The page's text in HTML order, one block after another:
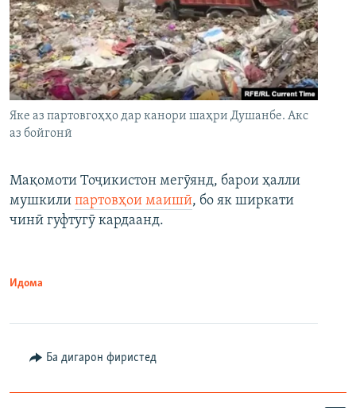
Яке аз партовгоҳҳо дар канори шаҳри Душанбе. Акс
аз бойгонӣ
Мақомоти Тоҷикистон мегӯянд, барои ҳалли
мушкили партовҳои маишӣ, бо як ширкати
чинӣ гуфтугӯ кардаанд.
Идома
Ба дигарон фиристед